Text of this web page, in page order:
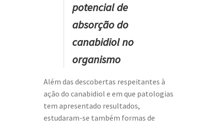
potencial de
absorção do
canabidiol no
organismo
Além das descobertas respeitantes à
ação do canabidiol e em que patologias
tem apresentado resultados,
estudaram-se também formas de